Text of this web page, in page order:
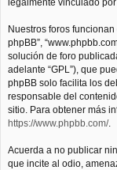
legalmente vinculado
Nuestros foros funcionan
phpBB”,
solución de foro
adelante “GPL”), que
phpBB solo facilita los
responsable del
sitio. Para obtener más
https://www.phpbb.com/.
Acuerda a no publicar
que incite al odio,